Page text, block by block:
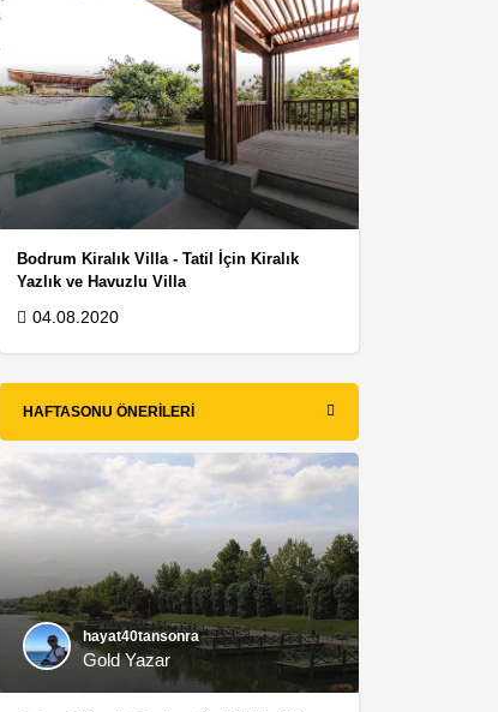
Bodrum Kiralık Villa - Tatil İçin Kiralık
Yazlık ve Havuzlu Villa
04.08.2020
HAFTASONU ÖNERILERI
hayat40tansonra
Gold Yazar